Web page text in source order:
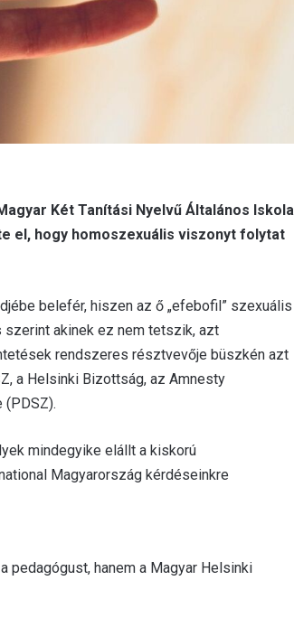
Két Tanítási Nyelvű Általános Iskola
el, hogy homoszexuális viszonyt folytat
belefér, hiszen az ő „efebofil” szexuális
akinek ez nem tetszik, azt
rendszeres résztvevője büszkén azt
a Helsinki Bizottság, az Amnesty
mindegyike elállt a kiskorú
Magyarország kérdéseinkre
pedagógust, hanem a Magyar Helsinki